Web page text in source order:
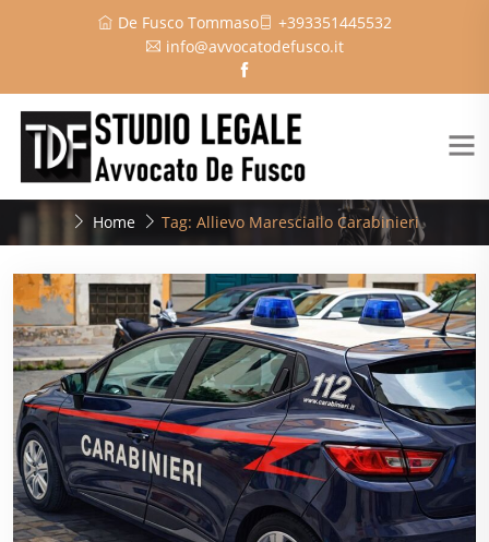
De Fusco Tommaso
+393351445532
info@avvocatodefusco.it
Home Tag: Allievo Maresciallo Carabinieri